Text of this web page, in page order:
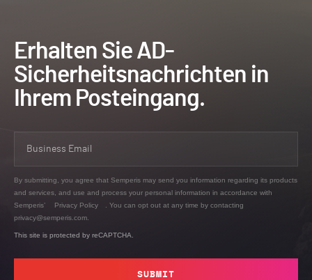
Erhalten Sie AD-
Sicherheitsnachrichten in
Ihrem Posteingang.
By submitting, you agree that Semperis may send you information regarding its products
and services, and use and process your personal information in accordance with
Semperis’
Privacy Policy
. You can opt out at any time by contacting
privacy@semperis.com.
This site is protected by reCAPTCHA.
SUBMIT